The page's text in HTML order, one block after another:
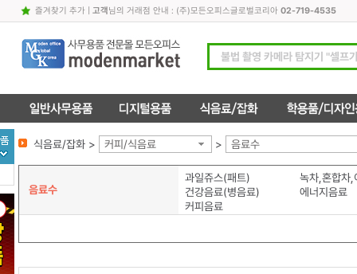
즐겨찾기 추가| 고객님의 거래점 안내 : (주)모든오피스글로벌코리아 02-719-4535
식음료/잡화 > 커피/식음료 > 음료수
음료수
과일쥬스(패트)
녹차,혼합차,
건강음료(병음료)
에너지음료
커피음료